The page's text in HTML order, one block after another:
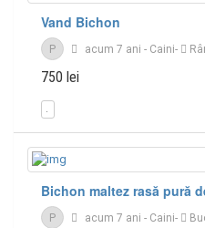
Vand Bichon
P acum 7 ani - Caini-
750 lei
Bichon maltez rasă pură
P acum 7 ani - Caini-